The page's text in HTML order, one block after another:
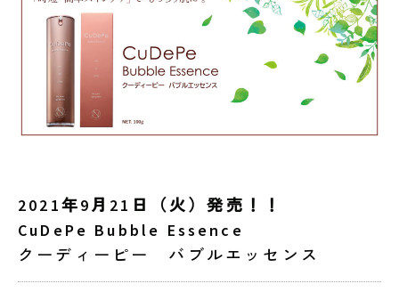
2021年9月21日（火）発売！！
CuDePe Bubble Essence
クーディーピー バブルエッセンス